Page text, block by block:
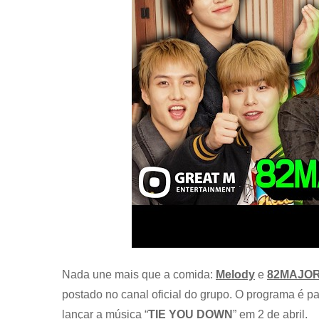
Nada une mais que a comida: Melody e
postado no canal oficial do grupo. O programa é
lançar a música “TIE YOU DOWN” em 2 de abril.